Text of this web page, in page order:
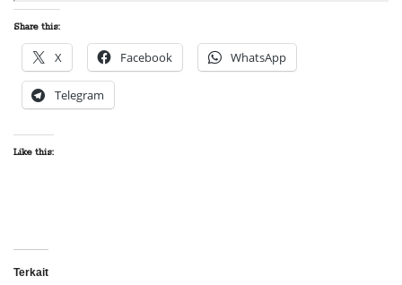
Share this:
X Facebook WhatsApp
Telegram
Like this:
Terkait